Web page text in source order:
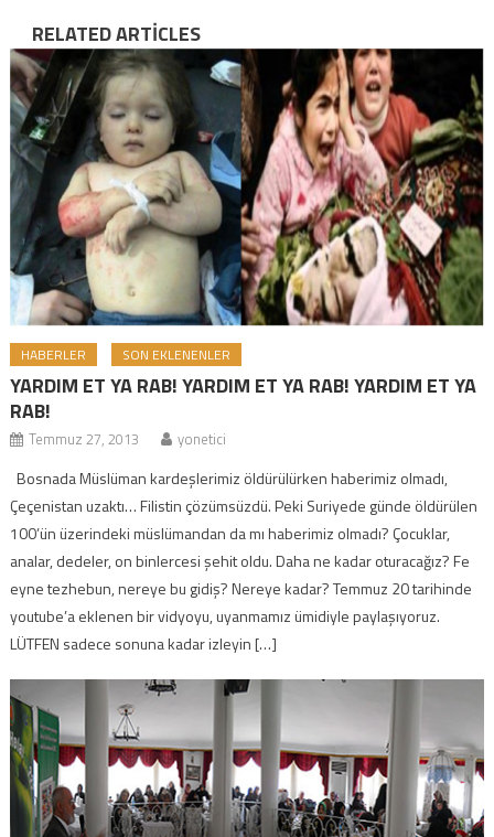
RELATED ARTICLES
HABERLER SON EKLENENLER
YARDIM ET YA RAB! YARDIM ET YA RAB! YARDIM ET YA
RAB!
Temmuz 27, 2013 yonetici
Bosnada Müslüman kardeşlerimiz öldürülürken haberimiz olmadı,
Çeçenistan uzaktı… Filistin çözümsüzdü. Peki Suriyede günde öldürülen
100’ün üzerindeki müslümandan da mı haberimiz olmadı? Çocuklar,
analar, dedeler, on binlercesi şehit oldu. Daha ne kadar oturacağız? Fe
eyne tezhebun, nereye bu gidiş? Nereye kadar? Temmuz 20 tarihinde
youtube’a eklenen bir vidyoyu, uyanmamız ümidiyle paylaşıyoruz.
LÜTFEN sadece sonuna kadar izleyin […]